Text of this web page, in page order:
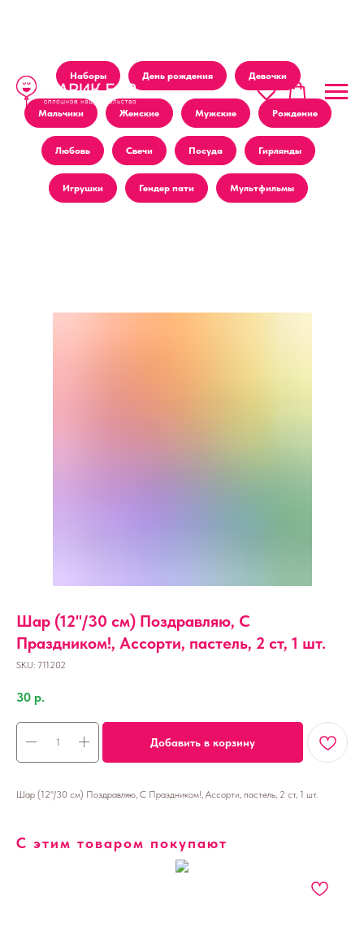
Наборы День рождения Девочки
Мальчики Женские Мужские Рождение
Любовь Свечи Посуда Гирлянды
Игрушки Гендер пати Мультфильмы
Шар (12''/30 см) Поздравляю, С
Праздником!, Ассорти, пастель, 2 ст, 1 шт.
SKU: 711202
30 р.
Добавить в корзину
Шар (12''/30 см) Поздравляю, С Праздником!, Ассорти, пастель, 2 ст, 1 шт.
С этим товаром покупают